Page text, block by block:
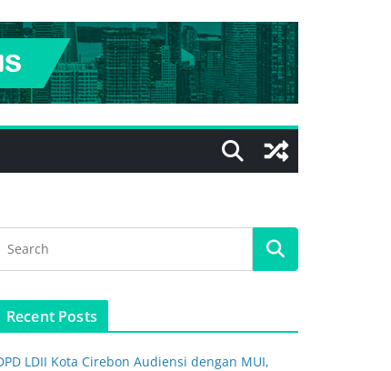
Recent Posts
LDII Kota Cirebon Audiensi dengan MUI,